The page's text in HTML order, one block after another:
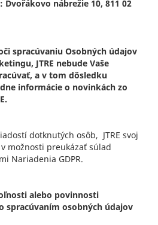
Dvořákovo nábrežie 10, 811 02
spracúvaniu Osobných údajov
JTRE nebude Vaše
a v tom dôsledku
informácie o novinkách zo
dotknutých osôb, JTRE svoj
možnosti preukázať súlad
Nariadenia GDPR.
alebo povinnosti
spracúvaním osobných údajov